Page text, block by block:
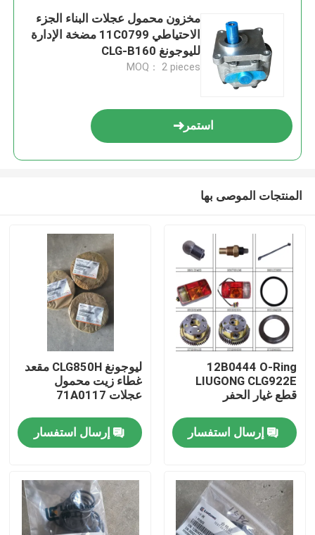
المنتجات
مخزون محمول عجلات البناء الجزء
الاحتياطي 11C0799 مضخة الإدارة
لليوجونغ CLG-B160
MOQ： 2 pieces
استمر
المنتجات الموصى بها
12B0444 O-Ring
LIUGONG CLG922E
قطع غيار الحفر
إرسال استفسار
ليوجونغ CLG850H مقعد
غطاء زيت محمول
عجلات 71A0117
إرسال استفسار